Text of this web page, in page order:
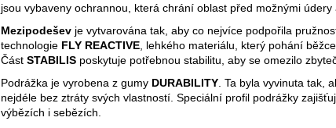
jsou vybaveny ochrannou, která chrání oblast před možnými
Mezipodešev je vytvarována tak, aby co nejvíce podpořila
technologie FLY REACTIVE , lehkého materiálu, který pohání
Část STABILIS poskytuje potřebnou stabilitu, aby se omezilo
Podrážka je vyrobena z gumy DURABILITY . Ta byla vyvinuta tak,
nejdéle bez ztráty svých vlastností. Speciální profil podrážky
výbězích i sebězích.